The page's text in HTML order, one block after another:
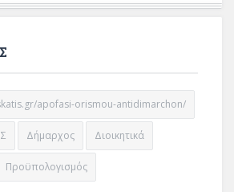
apofasi-orismou-antidimarchon/
Δήμαρχος Διοικητικά
Προϋπολογισμός